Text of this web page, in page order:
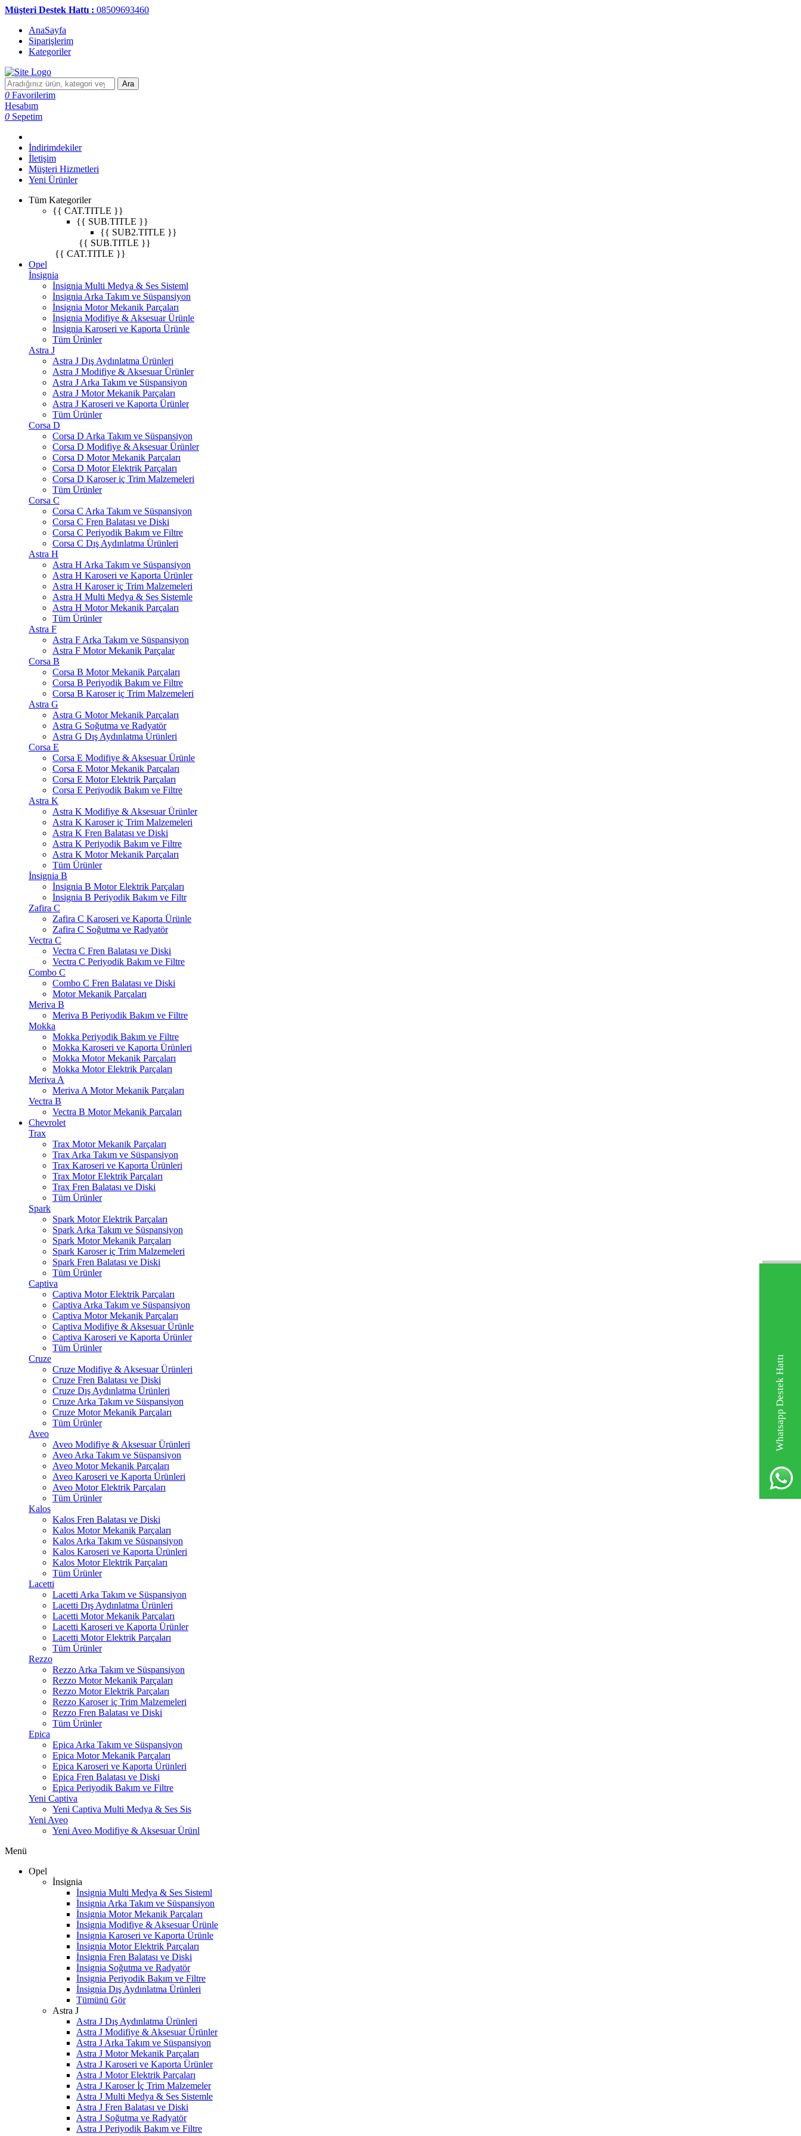
Whatsapp Destek Hattı
Müşteri Destek Hattı : 08509693460
AnaSayfa
Siparişlerim
Kategoriler
Ara
0 Favorilerim
Hesabım
0 Sepetim
İndirimdekiler
İletişim
Müşteri Hizmetleri
Yeni Ürünler
Tüm Kategoriler
{{ CAT.TITLE }}
{{ SUB.TITLE }}
{{ SUB2.TITLE }}
{{ SUB.TITLE }}
{{ CAT.TITLE }}
Opel
İnsignia
İnsignia Multi Medya & Ses Sisteml
İnsignia Arka Takım ve Süspansiyon
İnsignia Motor Mekanik Parçaları
İnsignia Modifiye & Aksesuar Ürünle
İnsignia Karoseri ve Kaporta Ürünle
Tüm Ürünler
Astra J
Astra J Dış Aydınlatma Ürünleri
Astra J Modifiye & Aksesuar Ürünler
Astra J Arka Takım ve Süspansiyon
Astra J Motor Mekanik Parçaları
Astra J Karoseri ve Kaporta Ürünler
Tüm Ürünler
Corsa D
Corsa D Arka Takım ve Süspansiyon
Corsa D Modifiye & Aksesuar Ürünler
Corsa D Motor Mekanik Parçaları
Corsa D Motor Elektrik Parçaları
Corsa D Karoser iç Trim Malzemeleri
Tüm Ürünler
Corsa C
Corsa C Arka Takım ve Süspansiyon
Corsa C Fren Balatası ve Diski
Corsa C Periyodik Bakım ve Filtre
Corsa C Dış Aydınlatma Ürünleri
Astra H
Astra H Arka Takım ve Süspansiyon
Astra H Karoseri ve Kaporta Ürünler
Astra H Karoser iç Trim Malzemeleri
Astra H Multi Medya & Ses Sistemle
Astra H Motor Mekanik Parçaları
Tüm Ürünler
Astra F
Astra F Arka Takım ve Süspansiyon
Astra F Motor Mekanik Parçalar
Corsa B
Corsa B Motor Mekanik Parçaları
Corsa B Periyodik Bakım ve Filtre
Corsa B Karoser iç Trim Malzemeleri
Astra G
Astra G Motor Mekanik Parçaları
Astra G Soğutma ve Radyatör
Astra G Dış Aydınlatma Ürünleri
Corsa E
Corsa E Modifiye & Aksesuar Ürünle
Corsa E Motor Mekanik Parçaları
Corsa E Motor Elektrik Parçaları
Corsa E Periyodik Bakım ve Filtre
Astra K
Astra K Modifiye & Aksesuar Ürünler
Astra K Karoser iç Trim Malzemeleri
Astra K Fren Balatası ve Diski
Astra K Periyodik Bakım ve Filtre
Astra K Motor Mekanik Parçaları
Tüm Ürünler
İnsignia B
İnsignia B Motor Elektrik Parçaları
İnsignia B Periyodik Bakım ve Filtr
Zafira C
Zafira C Karoseri ve Kaporta Ürünle
Zafira C Soğutma ve Radyatör
Vectra C
Vectra C Fren Balatası ve Diski
Vectra C Periyodik Bakım ve Filtre
Combo C
Combo C Fren Balatası ve Diski
Motor Mekanik Parçaları
Meriva B
Meriva B Periyodik Bakım ve Filtre
Mokka
Mokka Periyodik Bakım ve Filtre
Mokka Karoseri ve Kaporta Ürünleri
Mokka Motor Mekanik Parçaları
Mokka Motor Elektrik Parçaları
Meriva A
Meriva A Motor Mekanik Parçaları
Vectra B
Vectra B Motor Mekanik Parçaları
Chevrolet
Trax
Trax Motor Mekanik Parçaları
Trax Arka Takım ve Süspansiyon
Trax Karoseri ve Kaporta Ürünleri
Trax Motor Elektrik Parçaları
Trax Fren Balatası ve Diski
Tüm Ürünler
Spark
Spark Motor Elektrik Parçaları
Spark Arka Takım ve Süspansiyon
Spark Motor Mekanik Parçaları
Spark Karoser iç Trim Malzemeleri
Spark Fren Balatası ve Diski
Tüm Ürünler
Captiva
Captiva Motor Elektrik Parçaları
Captiva Arka Takım ve Süspansiyon
Captiva Motor Mekanik Parçaları
Captiva Modifiye & Aksesuar Ürünle
Captiva Karoseri ve Kaporta Ürünler
Tüm Ürünler
Cruze
Cruze Modifiye & Aksesuar Ürünleri
Cruze Fren Balatası ve Diski
Cruze Dış Aydınlatma Ürünleri
Cruze Arka Takım ve Süspansiyon
Cruze Motor Mekanik Parçaları
Tüm Ürünler
Aveo
Aveo Modifiye & Aksesuar Ürünleri
Aveo Arka Takım ve Süspansiyon
Aveo Motor Mekanik Parçaları
Aveo Karoseri ve Kaporta Ürünleri
Aveo Motor Elektrik Parçaları
Tüm Ürünler
Kalos
Kalos Fren Balatası ve Diski
Kalos Motor Mekanik Parçaları
Kalos Arka Takım ve Süspansiyon
Kalos Karoseri ve Kaporta Ürünleri
Kalos Motor Elektrik Parçaları
Tüm Ürünler
Lacetti
Lacetti Arka Takım ve Süspansiyon
Lacetti Dış Aydınlatma Ürünleri
Lacetti Motor Mekanik Parçaları
Lacetti Karoseri ve Kaporta Ürünler
Lacetti Motor Elektrik Parçaları
Tüm Ürünler
Rezzo
Rezzo Arka Takım ve Süspansiyon
Rezzo Motor Mekanik Parçaları
Rezzo Motor Elektrik Parçaları
Rezzo Karoser iç Trim Malzemeleri
Rezzo Fren Balatası ve Diski
Tüm Ürünler
Epica
Epica Arka Takım ve Süspansiyon
Epica Motor Mekanik Parçaları
Epica Karoseri ve Kaporta Ürünleri
Epica Fren Balatası ve Diski
Epica Periyodik Bakım ve Filtre
Yeni Captiva
Yeni Captiva Multi Medya & Ses Sis
Yeni Aveo
Yeni Aveo Modifiye & Aksesuar Ürünl
Menü
Opel
İnsignia
İnsignia Multi Medya & Ses Sisteml
İnsignia Arka Takım ve Süspansiyon
İnsignia Motor Mekanik Parçaları
İnsignia Modifiye & Aksesuar Ürünle
İnsignia Karoseri ve Kaporta Ürünle
İnsignia Motor Elektrik Parçaları
İnsignia Fren Balatası ve Diski
İnsignia Soğutma ve Radyatör
İnsignia Periyodik Bakım ve Filtre
İnsignia Dış Aydınlatma Ürünleri
Tümünü Gör
Astra J
Astra J Dış Aydınlatma Ürünleri
Astra J Modifiye & Aksesuar Ürünler
Astra J Arka Takım ve Süspansiyon
Astra J Motor Mekanik Parçaları
Astra J Karoseri ve Kaporta Ürünler
Astra J Motor Elektrik Parçaları
Astra J Karoser İç Trim Malzemeler
Astra J Multi Medya & Ses Sistemle
Astra J Fren Balatası ve Diski
Astra J Soğutma ve Radyatör
Astra J Periyodik Bakım ve Filtre